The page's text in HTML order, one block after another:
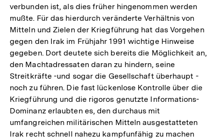
verbunden ist, als dies früher hingenommen werden
mußte. Für das hierdurch veränderte Verhältnis von
Mitteln und Zielen der Kriegführung hat das Vorgehen
gegen den Irak im Frühjahr 1991 wichtige Hinweise
gegeben. Dort deutete sich bereits die Möglichkeit an,
den Machtadressaten daran zu hindern, seine
Streitkräfte -und sogar die Gesellschaft überhaupt -
noch zu führen. Die fast lückenlose Kontrolle über die
Kriegführung und die rigoros genutzte Informations-
Dominanz erlaubten es, den durchaus mit
umfangreichen militärischen Mitteln ausgestatteten
Irak recht schnell nahezu kampfunfähig zu machen